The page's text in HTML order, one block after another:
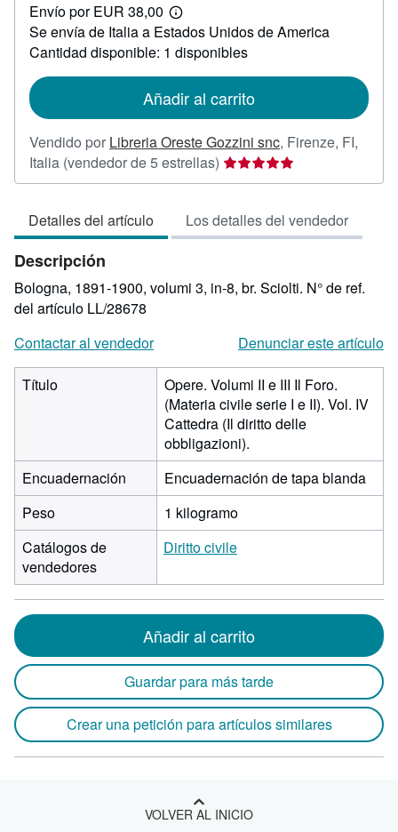
36,00
Envío por EUR 38,00
Más
información
sobre
las
envío
Se envía de Italia a Estados Unidos de America
Cantidad disponible: 1 disponibles
Añadir al carrito
Vendido por Libreria Oreste Gozzini snc, Firenze, FI,
Italia (vendedor de 5 estrellas) Calificación
del
5
de
estrellas
Detalles del artículo Los detalles del vendedor
Descripción
Bologna, 1891-1900, volumi 3, in-8, br. Sciolti. N° de ref.
del artículo LL/28678
Contactar al vendedor
Denunciar este artículo
Título
Opere. Volumi II e III Il Foro.
(Materia civile serie I e II). Vol. IV
Cattedra (Il diritto delle
obbligazioni).
Encuadernación
Encuadernación de tapa blanda
Peso
1 kilogramo
Catálogos de
vendedores
Diritto civile
Añadir al carrito
Guardar para más tarde
Crear una petición para artículos similares
VOLVER AL INICIO